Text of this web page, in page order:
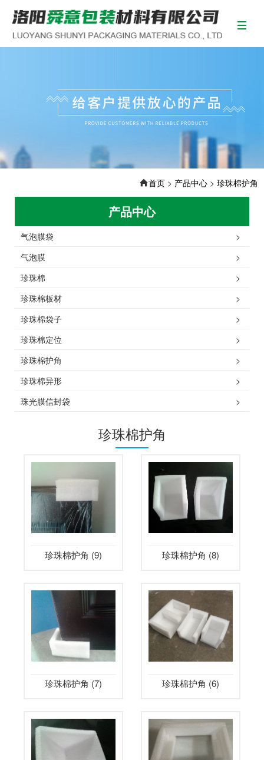
首页 > 产品中心 > 珍珠棉护角
产品中心
>
气泡膜袋
>
气泡膜
>
珍珠棉
>
珍珠棉板材
>
珍珠棉袋子
>
珍珠棉定位
>
珍珠棉护角
>
珍珠棉异形
>
珠光膜信封袋
珍珠棉护角
珍珠棉护角 (9) 珍珠棉护角 (8)
珍珠棉护角 (7) 珍珠棉护角 (6)